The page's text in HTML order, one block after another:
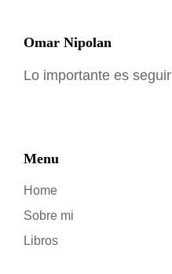
Omar Nipolan
Lo importante es seguir
Menu
Home
Sobre mi
Libros